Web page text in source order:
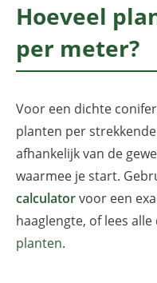
Hoeveel
per meter?
Voor een dichte
planten per
afhankelijk van de
waarmee je start.
calculatorvoor een
haaglengte, of lees
planten.